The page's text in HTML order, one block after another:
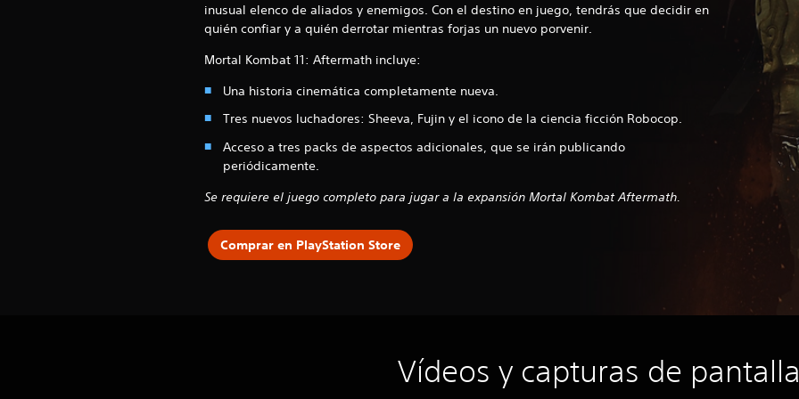
inusual elenco de aliados y enemigos. Con el destino en juego, tendrás que decidir en
quién confiar y a quién derrotar mientras forjas un nuevo porvenir.
Mortal Kombat 11: Aftermath incluye:
Una historia cinemática completamente nueva.
Tres nuevos luchadores: Sheeva, Fujin y el icono de la ciencia ficción Robocop.
Acceso a tres packs de aspectos adicionales, que se irán publicando
periódicamente.
Se requiere el juego completo para jugar a la expansión Mortal Kombat Aftermath.
Comprar en PlayStation Store
Vídeos y capturas de